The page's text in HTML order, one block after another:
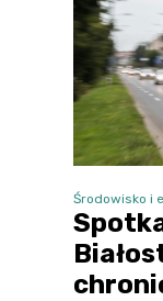
Środowisko i